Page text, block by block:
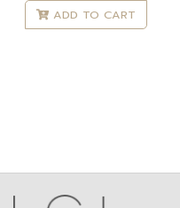
ADD TO CART